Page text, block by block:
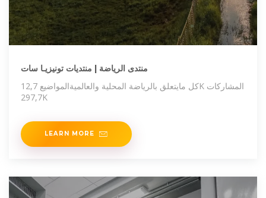
منتدى الرياضة | منتديات تونيزيـا سات
كل مايتعلق بالرياضة المحلية والعالميةالمواضيع 12,7K المشاركات
297,7K
LEARN MORE